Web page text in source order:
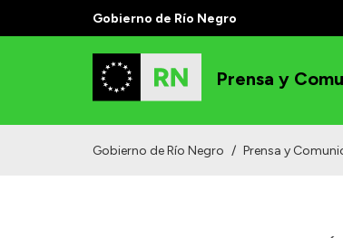
Gobierno de Río Negro
Prensa y
Gobierno de Río Negro / Prensa y